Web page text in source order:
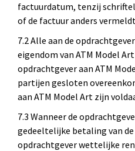
factuurdatum, tenzij
of de factuur anders
7.2 Alle aan de
eigendom van ATM Model
opdrachtgever aan ATM
partijen gesloten
aan ATM Model Art zijn
7.3 Wanneer de
gedeeltelijke betaling van de
opdrachtgever wettelijke